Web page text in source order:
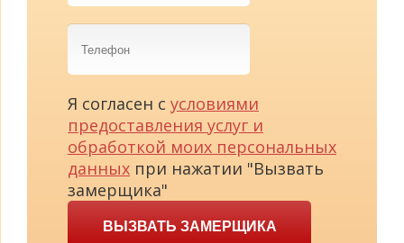
Телефон
Я согласен с условиями
предоставления услуг и
обработкой моих персональных
данных при нажатии "Вызвать
замерщика"
ВЫЗВАТЬ ЗАМЕРЩИКА